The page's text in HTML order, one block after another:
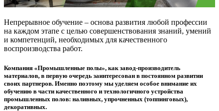
Непрерывное обучение – основа развития любой профессии
на каждом этапе с целью совершенствования знаний, умений
и компетенций, необходимых для качественного
воспроизводства работ.
Компания «Промышленные полы», как завод-производитель
материалов, в первую очередь заинтересован в постоянном развитии
своих партнеров. Именно поэтому мы уделяем особое внимание их
обучению в части качественного и технологичного устройства
промышленных полов: наливных, упрочненных (топпинговых),
декоративных.